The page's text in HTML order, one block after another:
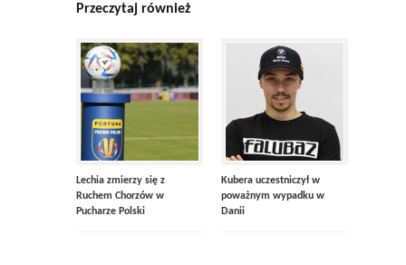
Przeczytaj również
Lechia zmierzy się z
Ruchem Chorzów w
Pucharze Polski
Kubera uczestniczył w
poważnym wypadku w
Danii